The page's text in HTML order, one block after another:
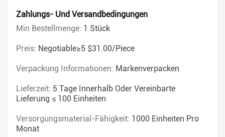
Zahlungs- Und Versandbedingungen
Min Bestellmenge: 1 Stück
Preis: Negotiable≥5 $31.00/piece
Verpackung Informationen: Markenverpacken
Lieferzeit: 5 Tage Innerhalb Oder Vereinbarte
Lieferung ≤ 100 Einheiten
Versorgungsmaterial-Fähigkeit: 1000 Einheiten Pro
Monat